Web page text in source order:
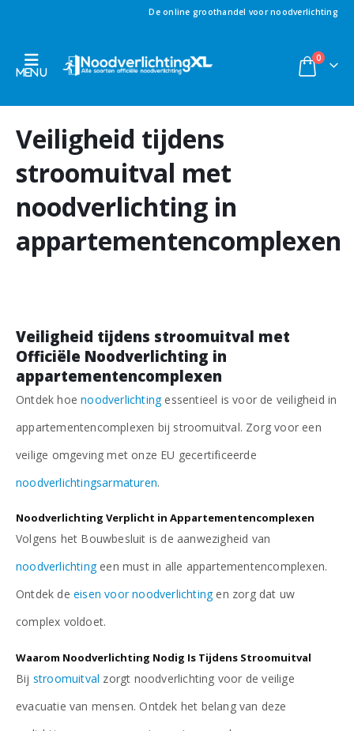
De online groothandel voor noodverlichting
0
Veiligheid tijdens
stroomuitval met
noodverlichting in
appartementencomplexen
Veiligheid tijdens stroomuitval met
Officiële Noodverlichting in
appartementencomplexen
Ontdek hoenoodverlichtingessentieel is voor de veiligheid in
appartementencomplexen bij stroomuitval. Zorg voor een
veilige omgeving met onze EU gecertificeerde
noodverlichtingsarmaturen.
Noodverlichting Verplicht in Appartementencomplexen
Volgens het Bouwbesluit is de aanwezigheid van
noodverlichtingeen must in alle appartementencomplexen.
Ontdek de eisen voor noodverlichtingen zorg dat uw
complex voldoet.
Waarom Noodverlichting Nodig Is Tijdens Stroomuitval
Bij stroomuitval zorgt noodverlichting voor de veilige
evacuatie van mensen. Ontdek het belang van deze